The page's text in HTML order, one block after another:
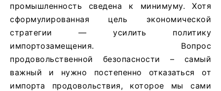
промышленность сведена к минимуму. Хотя
сформулированная цель экономической
стратегии — усилить политику
импортозамещения. Вопрос
продовольственной безопасности – самый
важный и нужно постепенно отказаться от
импорта продовольствия, которое мы сами